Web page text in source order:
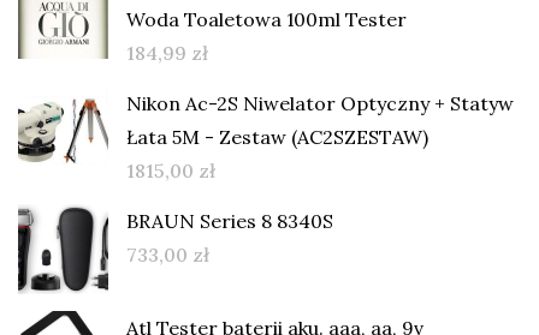
Woda Toaletowa 100ml Tester
184,99 zł
Nikon Ac-2S Niwelator Optyczny + Statyw
Łata 5M - Zestaw (AC2SZESTAW)
1815,00 zł
BRAUN Series 8 8340S
733,00 zł
Atl Tester baterii aku. aaa, aa, 9v